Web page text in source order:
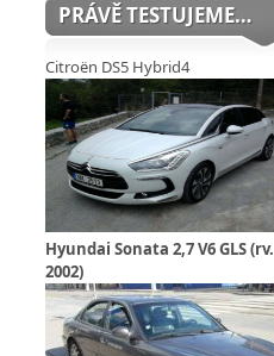
PRÁVĚ TESTUJEME…
Citroën DS5 Hybrid4
Hyundai Sonata 2,7 V6 GLS (rv.
2002)